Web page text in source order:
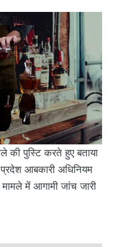
की पुस्टि करते हुए बताया
आबकारी अधिनियम
में आगामी जांच जारी